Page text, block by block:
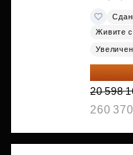
Живите
18 538
20 598
260